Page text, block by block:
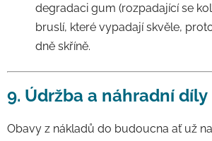
degradaci gum (rozpadající se
bruslí, které vypadají skvěle,
dně skříně.
9. Údržba a náhradní díly
Obavy z nákladů do budoucna ať už